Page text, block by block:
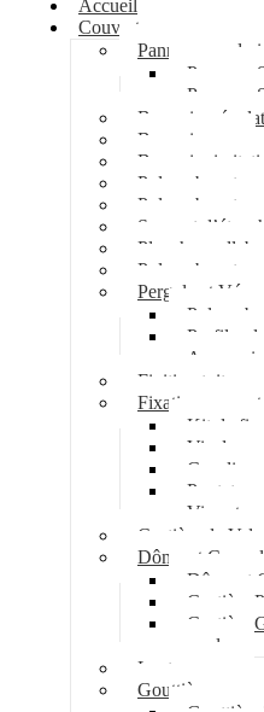
Accueil
Couverture
Panneau
Panneau
Panneau
Bac acier
Bac acier sec
Bac acier
Polycarbonate
Polycarbonate
Support
Plancher
Polycarbonate
Pergola et
Profil
Finition toiture
Fixation
Kit de
Vis de
Cavalier
Pontet
Vis auto-
Costière de Velux
Dôme et Coupole
Dôme et
Costière
Costière
coupoles
Lanterneau
Gouttière